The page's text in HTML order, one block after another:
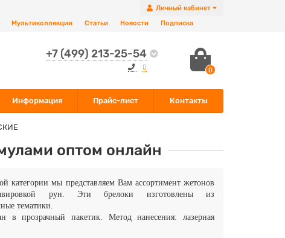
Личный кабинет
Мультиколлекции Статьи Новости Подписка
+7 (499) 213-25-54
0
Информация Прайс-лист Контакты
оптом онлайн
категории мы представляем Вам ассортимент жетонов
рун. Эти брелоки изготовлены из
тематики.
в прозрачный пакетик. Метод нанесения: лазерная